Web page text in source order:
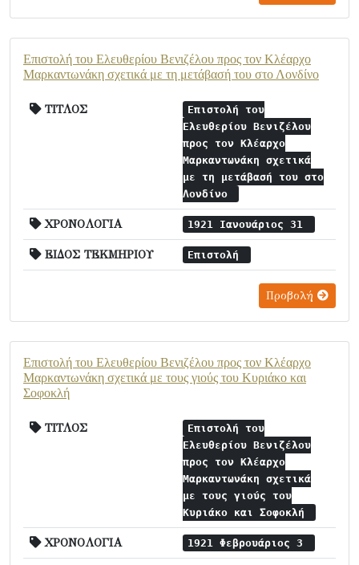
Επιστολή του Ελευθερίου Βενιζέλου προς τον Κλέαρχο
Μαρκαντωνάκη σχετικά με τη μετάβασή του στο Λονδίνο
ΤΙΤΛΟΣ
Επιστολή του
Ελευθερίου Βενιζέλου
προς τον Κλέαρχο
Μαρκαντωνάκη σχετικά
με τη μετάβασή του στο
Λονδίνο
ΧΡΟΝΟΛΟΓΙΑ 1921 Ιανουάριος 31
ΕΙΔΟΣ ΤΕΚΜΗΡΙΟΥ Επιστολή
Προβολή
Επιστολή του Ελευθερίου Βενιζέλου προς τον Κλέαρχο
Μαρκαντωνάκη σχετικά με τους γιούς του Κυριάκο και
Σοφοκλή
ΤΙΤΛΟΣ
Επιστολή του
Ελευθερίου Βενιζέλου
προς τον Κλέαρχο
Μαρκαντωνάκη σχετικά
με τους γιούς του
Κυριάκο και Σοφοκλή
ΧΡΟΝΟΛΟΓΙΑ 1921 Φεβρουάριος 3